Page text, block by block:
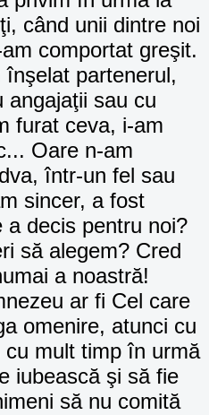
când unii dintre noi
comportat greşit.
partenerul,
angajaţii sau cu
furat ceva, i-am
Oare n-am
într-un fel sau
sincer, a fost
a decis pentru noi?
să alegem? Cred
a noastră!
ar fi Cel care
omenire, atunci cu
mult timp în urmă
iubească şi să fie
să nu comită